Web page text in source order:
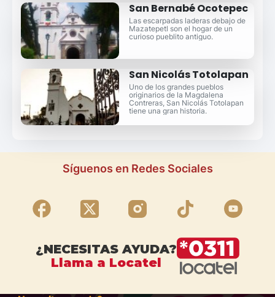
San Bernabé Ocotepec
Las escarpadas laderas debajo de
Mazatepetl son el hogar de un
curioso pueblito antiguo.
San Nicolás Totolapan
Uno de los grandes pueblos
originarios de la Magdalena
Contreras, San Nicolás Totolapan
tiene una gran historia.
Síguenos en Redes Sociales
¿NECESITAS AYUDA?
Llama a Locatel